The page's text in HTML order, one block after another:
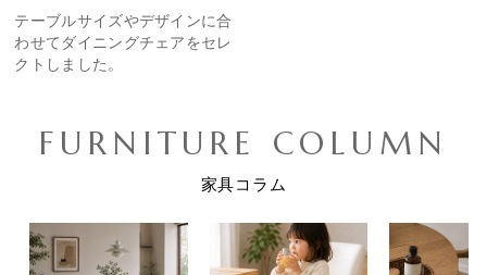
テーブルサイズやデザインに合
わせてダイニングチェアをセレ
クトしました。
FURNITURE COLUMN
家具コラム